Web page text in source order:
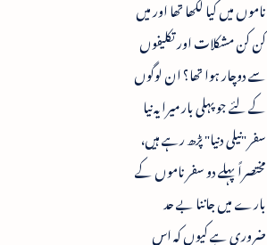
ناموں میں کیا لکھا تھا اور میں
کن کن مشکلات اور تکلیفوں
سے دوچار ہوا تھا؟ ان لوگوں
کے لئے جو پہلی بار میرا یہ نیا
سفر "نیلی دنیا" پڑھ رہے ہیں،
مختصراً پہلے دو سفر ناموں کے
بارے میں جاننا بے حد
ضروری ہے کیوں کہ اس